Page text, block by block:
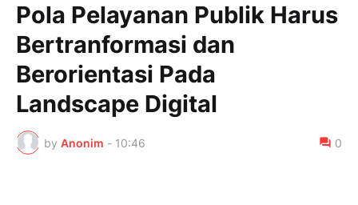
Pola Pelayanan Publik Harus
Bertranformasi dan
Berorientasi Pada
Landscape Digital
by Anonim - 10:46 0